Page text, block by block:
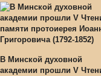
В Минской духовной
академии прошли V